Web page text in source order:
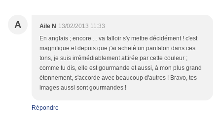
A Aile N 13/02/2013 11:33
En anglais ; encore ... va falloir s'y mettre décidément ! c'est
magnifique et depuis que j'ai acheté un pantalon dans ces
tons, je suis irrémédiablement attirée par cette couleur ;
comme tu dis, elle est gourmande et aussi, à mon plus grand
étonnement, s'accorde avec beaucoup d'autres ! Bravo, tes
images aussi sont gourmandes !
Répondre